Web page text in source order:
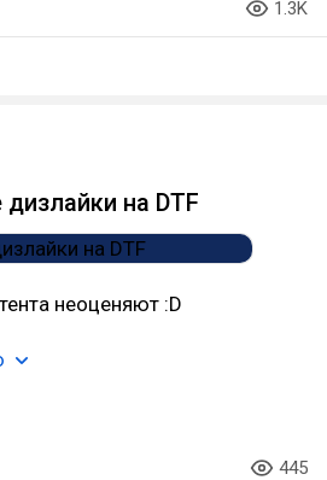
1.3K
на DTF
неоценяют :D
445